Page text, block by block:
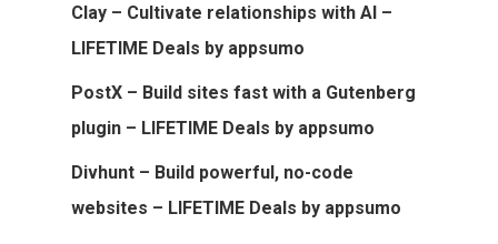
Clay – Cultivate relationships with AI –
LIFETIME Deals by appsumo
PostX – Build sites fast with a Gutenberg
plugin – LIFETIME Deals by appsumo
Divhunt – Build powerful, no-code
websites – LIFETIME Deals by appsumo